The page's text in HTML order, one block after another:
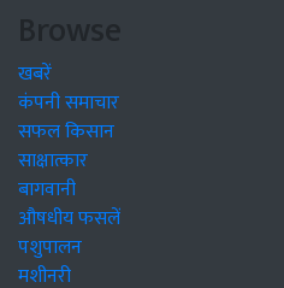
Browse
खबरें
कंपनी समाचार
सफल किसान
साक्षात्कार
बागवानी
औषधीय फसलें
पशुपालन
मशीनरी